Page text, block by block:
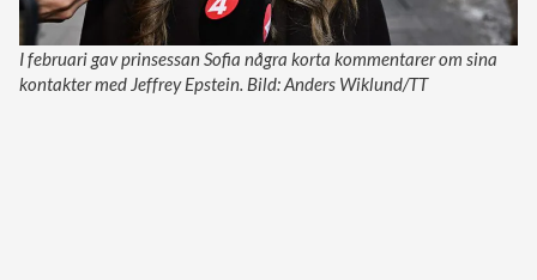
I februari gav prinsessan Sofia några korta kommentarer om sina
kontakter med Jeffrey Epstein. Bild: Anders Wiklund/TT